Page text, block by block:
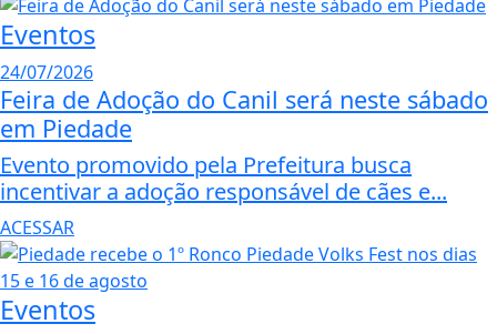
Eventos
24/07/2026
Feira de Adoção do Canil será neste sábado
em Piedade
Evento promovido pela Prefeitura busca
incentivar a adoção responsável de cães e...
ACESSAR
Eventos